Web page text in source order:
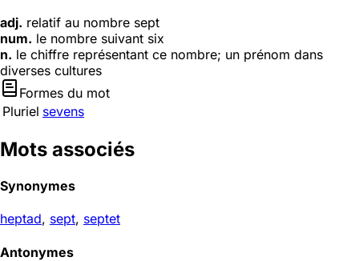
adj. relatif au nombre sept
num. le nombre suivant six
n. le chiffre représentant ce nombre; un prénom dans
diverses cultures
Formes du mot
Pluriel sevens
Mots associés
Synonymes
heptad, sept, septet
Antonymes